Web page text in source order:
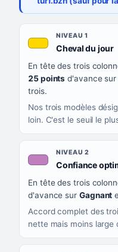
QUAND LA LIGNE PREND
CE QUE CELA VOUS DIT
NIVEAU 1
Cheval du jour,
En tête des trois
25 points d'avance
trois.
Nos trois modèles
loin. C'est le seuil le
NIVEAU 2
Confiance
En tête des trois
d'avance sur Gagnant
Accord complet des
nette mais moins large